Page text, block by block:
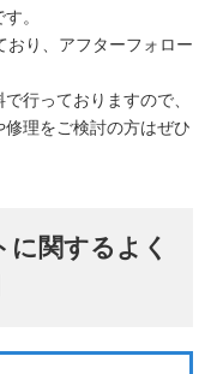
。
おり、アフターフォロー
行っておりますので、
理をご検討の方はぜひ
に関するよく